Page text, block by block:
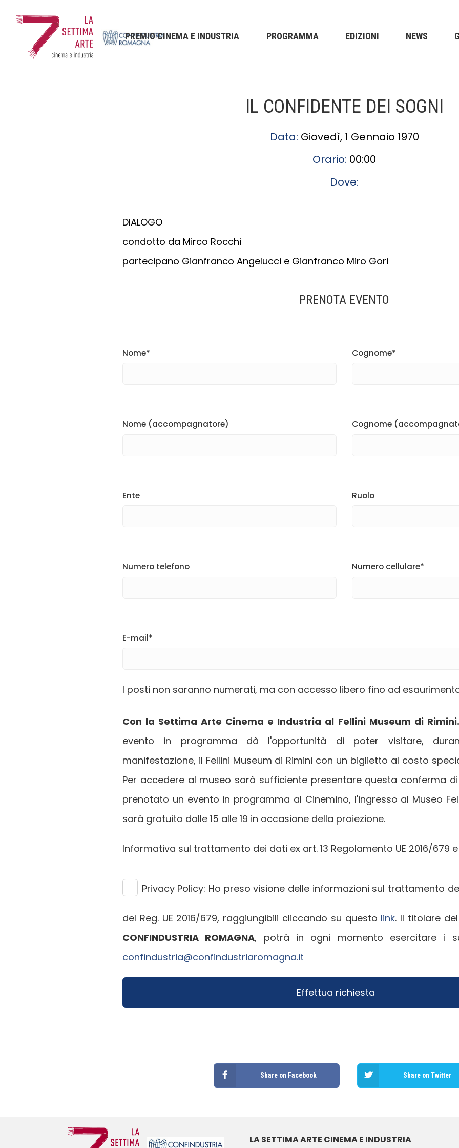
PREMIO CINEMA E INDUSTRIA PROGRAMMA EDIZIONI NEWS
IL CONFIDENTE DEI SOGNI
Data: Giovedì, 1 Gennaio 1970
Orario: 00:00
Dove:
DIALOGO
condotto da Mirco Rocchi
partecipano Gianfranco Angelucci e Gianfranco Miro Gori
PRENOTA EVENTO
Nome* Cognome*
Nome (accompagnatore) Cognome
Ente Ruolo
Numero telefono Numero cellulare*
E-mail*
I posti non saranno numerati, ma con accesso libero fino ad
Con la Settima Arte Cinema e Industria al Fellini Museum di Rimini.
evento in programma dà l'opportunità di poter visitare,
manifestazione, il Fellini Museum di Rimini con un biglietto al costo
Per accedere al museo sarà sufficiente presentare questa conferma
prenotato un evento in programma al Cinemino, l'ingresso al Museo
sarà gratuito dalle 15 alle 19 in occasione della proiezione.
Informativa sul trattamento dei dati ex art. 13 Regolamento UE 2016/679
Privacy Policy: Ho preso visione delle informazioni sul trattamento
del Reg. UE 2016/679, raggiungibili cliccando su questo link. Il titolare
CONFINDUSTRIA ROMAGNA, potrà in ogni momento esercitare i
confindustria@confindustriaromagna.it
Share on Facebook Share on Twitter
LA SETTIMA ARTE CINEMA E INDUSTRIA